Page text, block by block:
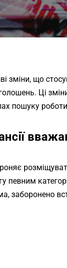
зміни, що
Ці
пошуку
заборонено